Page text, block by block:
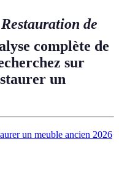
Restauration de
complète de
sur
un
un meuble ancien 2026